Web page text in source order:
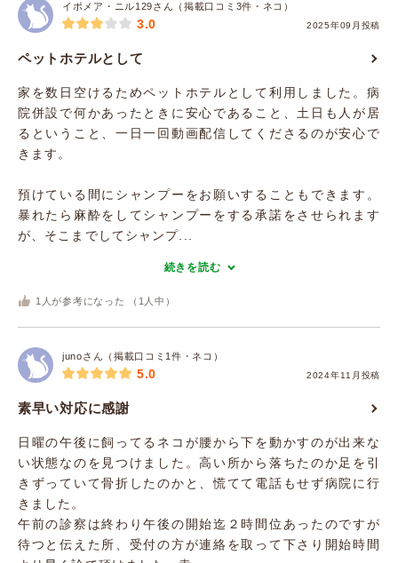
イポメア・ニル129さん（掲載口コミ3件・ネコ）
2025年09月投稿
3.0
ペットホテルとして
家を数日空けるためペットホテルとして利用しました。病
院併設で何かあったときに安心であること、土日も人が居
るということ、一日一回動画配信してくださるのが安心で
きます。
預けている間にシャンプーをお願いすることもできます。
暴れたら麻酔をしてシャンプーをする承諾をさせられます
が、そこまでしてシャンプ...
続きを読む
1 人が参考になった （ 1 人中）
junoさん（掲載口コミ1件・ネコ）
2024年11月投稿
5.0
素早い対応に感謝
日曜の午後に飼ってるネコが腰から下を動かすのが出来な
い状態なのを見つけました。高い所から落ちたのか足を引
きずっていて骨折したのかと、慌てて電話もせず病院に行
きました。
午前の診察は終わり午後の開始迄２時間位あったのですが
待つと伝えた所、受付の方が連絡を取って下さり開始時間